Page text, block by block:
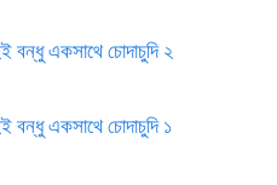
বন্ধু একসাথে চোদাচুদি ২
বন্ধু একসাথে চোদাচুদি ১